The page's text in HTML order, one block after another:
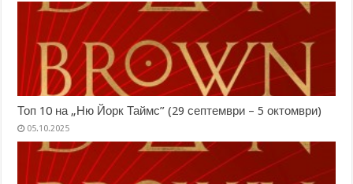
Топ 10 на „Ню Йорк Таймс” (29 септември – 5 октомври)
05.10.2025